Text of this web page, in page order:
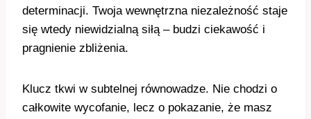
determinacji. Twoja wewnętrzna niezależność staje
się wtedy niewidzialną siłą – budzi ciekawość i
pragnienie zbliżenia.
Klucz tkwi w subtelnej równowadze. Nie chodzi o
całkowite wycofanie, lecz o pokazanie, że masz